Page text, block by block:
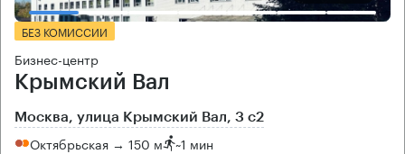
БЕЗ КОМИССИИ
Бизнес-центр
Крымский Вал
Москва, улица Крымский Вал, 3 с2
Октябрьская → 150 м ~1 мин